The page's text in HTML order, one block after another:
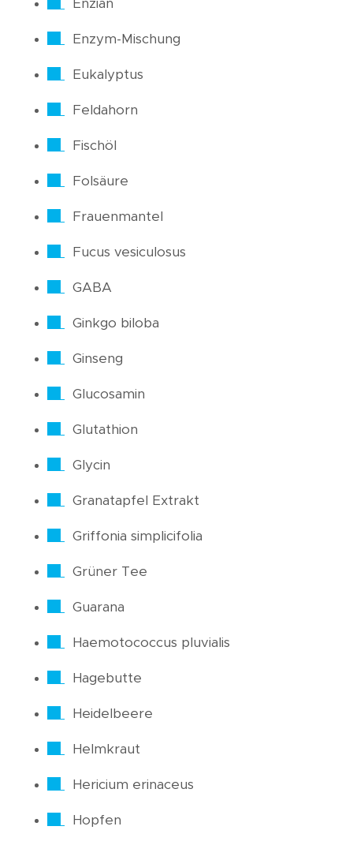
Enzian
Enzym-Mischung
Eukalyptus
Feldahorn
Fischöl
Folsäure
Frauenmantel
Fucus vesiculosus
GABA
Ginkgo biloba
Ginseng
Glucosamin
Glutathion
Glycin
Granatapfel Extrakt
Griffonia simplicifolia
Grüner Tee
Guarana
Haemotococcus pluvialis
Hagebutte
Heidelbeere
Helmkraut
Hericium erinaceus
Hopfen